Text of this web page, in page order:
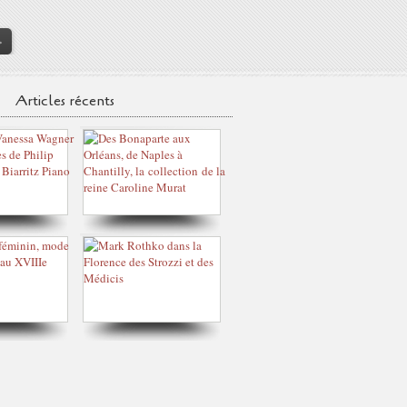
Articles récents